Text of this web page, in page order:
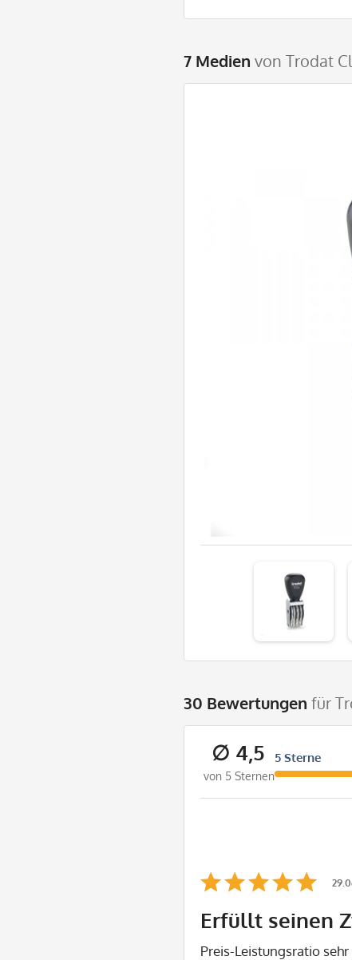
7 Medien von Trodat
30 Bewertungen für
∅ 4,5
von 5 Sternen
5 Sterne
Erfüllt seinen
Preis-Leistungsratio